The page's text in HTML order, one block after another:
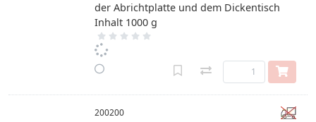
der Abrichtplatte und dem Dickentisch
Inhalt 1000 g
200200